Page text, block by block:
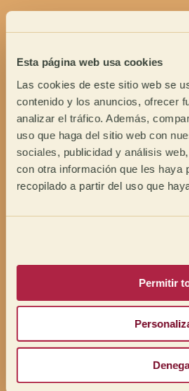
Esta página web usa cookies
Las cookies de este sitio web se
contenido y los anuncios, ofrecer
analizar el tráfico. Además,
uso que haga del sitio web con
sociales, publicidad y análisis
con otra información que les haya
recopilado a partir del uso que
Permitir